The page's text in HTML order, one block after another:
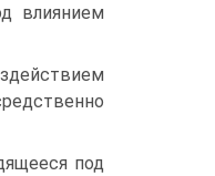
влиянием
под